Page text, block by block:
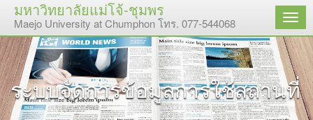
มหาวิทยาลัยแม่โจ้-ชุมพร
Maejo University at Chumphon โทร. 077-544068 เมนู
ระบบจัดการข้อมูลการใช้สถานที่